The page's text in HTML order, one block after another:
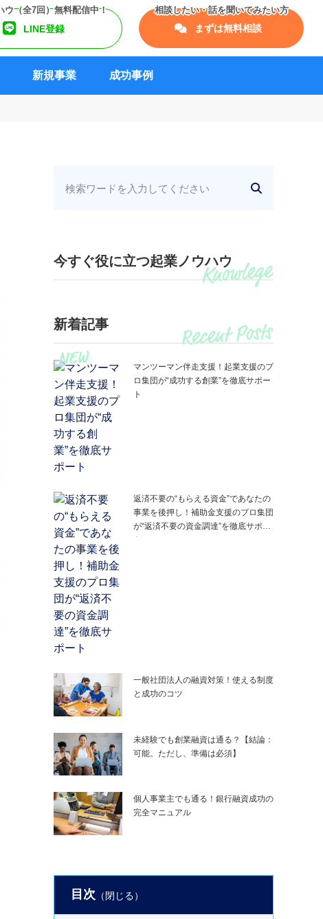
LINE登録 まずは無料相談
新規事業 成功事例
今すぐ役に立つ起業ノウハウ
新着記事
マンツーマン伴走支援！起業支援のプ
ロ集団が“成功する創業”を徹底サポー
ト
返済不要の“もらえる資金”であなたの
事業を後押し！補助金支援のプロ集団
が“返済不要の資金調達”を徹底サポー
ト
一般社団法人の融資対策！使える制度
と成功のコツ
未経験でも創業融資は通る？【結論：
可能。ただし、準備は必須】
個人事業主でも通る！銀行融資成功の
完全マニュアル
目次